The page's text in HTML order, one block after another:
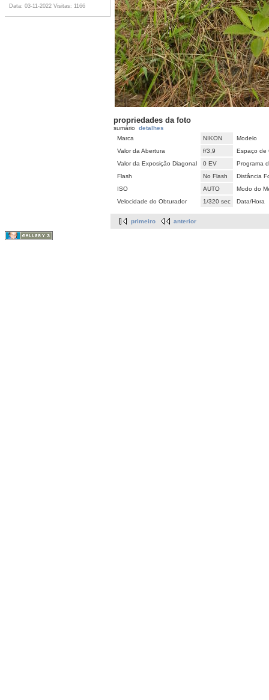
Data: 03-11-2022 Visitas: 1166
propriedades da foto
sumário detalhes
Marca
NIKON
Modelo
Valor da Abertura
f/3,9
Espaço de
Valor da Exposição Diagonal
0 EV
Programa
Flash
No Flash
Distância
ISO
AUTO
Modo do
Velocidade do Obturador
1/320 sec Data/Hora
primeiro anterior